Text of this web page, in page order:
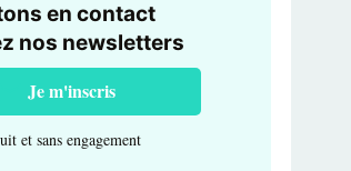
en contact
nos newsletters
Je m'inscris
et sans engagement